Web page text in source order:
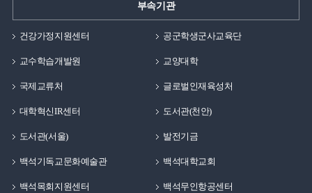
부속기관
건강가정지원센터 공군학생군사교육단
교수학습개발원 교양대학
국제교류처 글로벌인재육성처
대학혁신IR센터 도서관(천안)
도서관(서울) 발전기금
백석기독교문화예술관 백석대학교회
백석목회지원센터 백석무인항공센터